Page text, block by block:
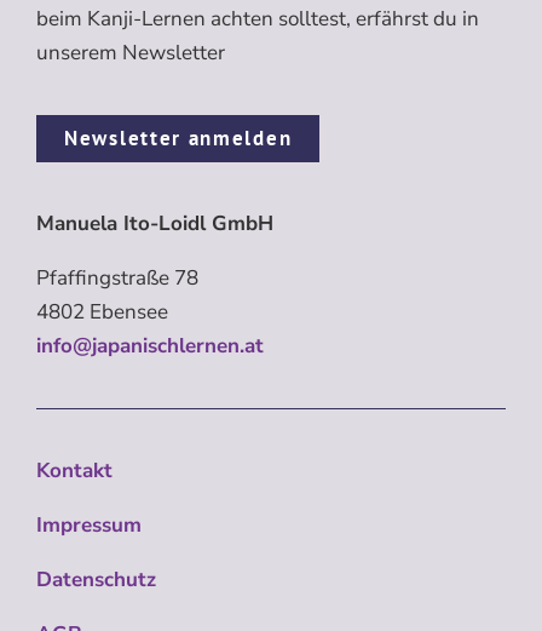
beim Kanji-Lernen achten solltest, erfährst du in
unserem Newsletter
Newsletter anmelden
Manuela Ito-Loidl GmbH
Pfaffingstraße 78
4802 Ebensee
info@japanischlernen.at
Kontakt
Impressum
Datenschutz